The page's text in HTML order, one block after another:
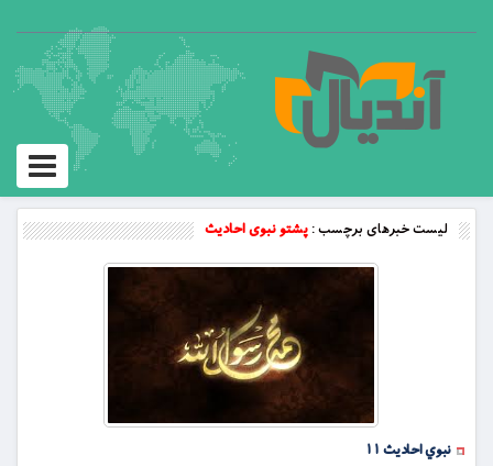
Toggle
لیست خبرهای برچسب :پشتو نبوی احادیث
نبوي احادیث ۱۱